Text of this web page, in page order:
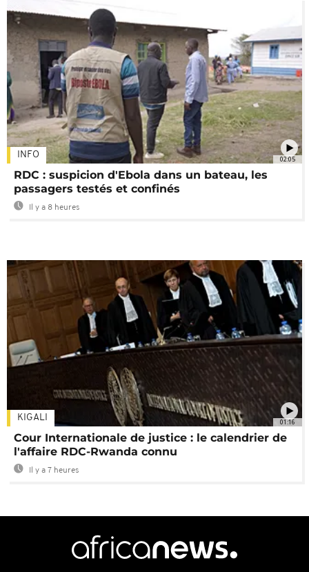
02:05
INFO
RDC : suspicion d'Ebola dans un bateau, les
passagers testés et confinés
Il y a 8 heures
01:16
KIGALI
Cour Internationale de justice : le calendrier de
l'affaire RDC-Rwanda connu
Il y a 7 heures